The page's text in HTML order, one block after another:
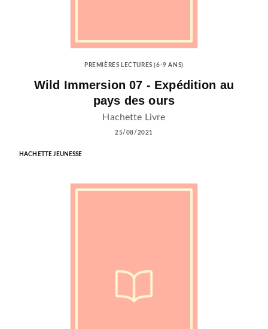
PREMIÈRES LECTURES (6-9 ANS)
Wild Immersion 07 - Expédition au
pays des ours
Hachette Livre
25/08/2021
HACHETTE JEUNESSE